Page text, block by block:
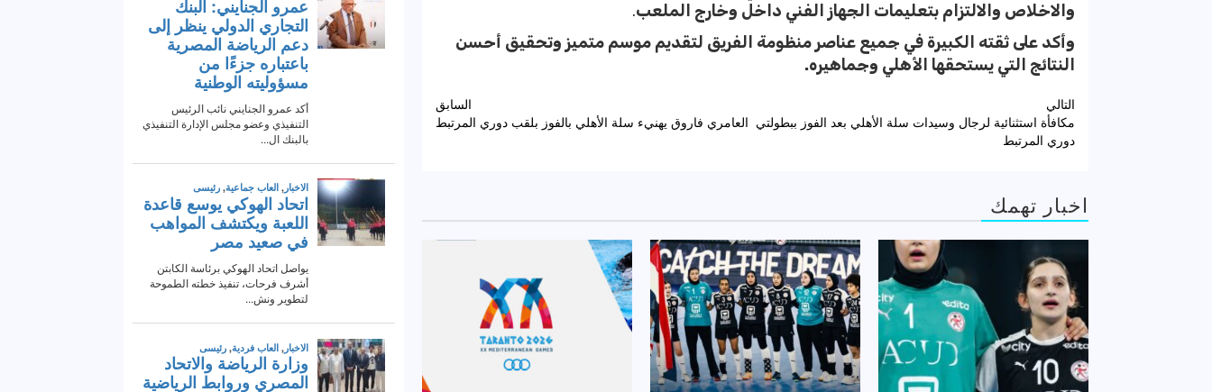
والاخلاص والالتزام بتعليمات الجهاز الفني داخل وخارج الملعب.
وأكد على ثقته الكبيرة في جميع عناصر منظومة الفريق لتقديم موسم متميز وتحقيق أحسن
النتائج التي يستحقها الأهلي وجماهيره.
تصفّح
المقالات
السابق
العامري فاروق يهنيء سلة الأهلي بالفوز بلقب دوري المرتبط
التالي
مكافأة استثنائية لرجال وسيدات سلة الأهلي بعد الفوز ببطولتي
دوري المرتبط
اخبار تهمك